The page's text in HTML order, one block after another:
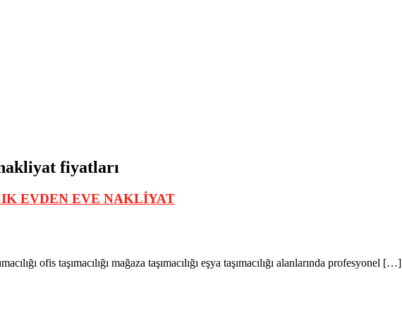
| İstanbul Nakliyat
fiyatları
EVDEN EVE NAKLİYAT
ofis taşımacılığı mağaza taşımacılığı eşya taşımacılığı alanlarında profesyonel […]